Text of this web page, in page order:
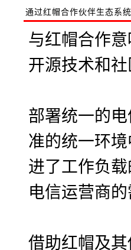
通过红帽合作伙伴生态系
与红帽合作
开源技术和
部署统一的
准的统一环
进了工作负
电信运营商的
借助红帽及